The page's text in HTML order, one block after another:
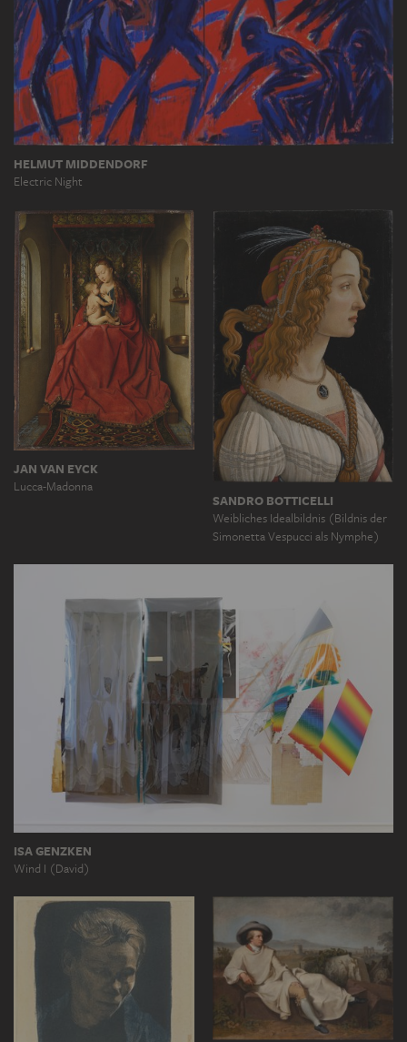
HELMUT MIDDENDORF
Electric Night
JAN VAN EYCK
Lucca-Madonna
SANDRO BOTTICELLI
Weibliches Idealbildnis (Bildnis der
Simonetta Vespucci als Nymphe)
ISA GENZKEN
Wind I (David)